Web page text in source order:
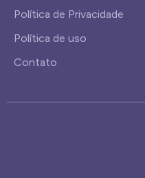
Política de Privacidade
Política de uso
Contato